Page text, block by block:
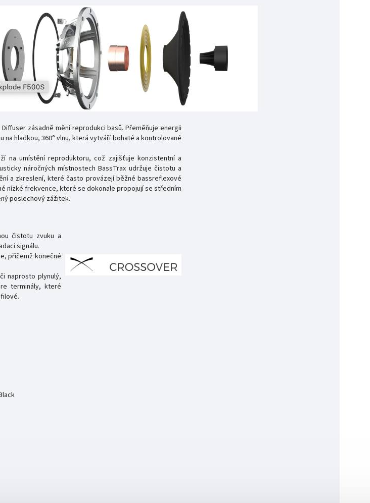
zásadně mění reprodukci basů. Přeměňuje energii
hladkou, 360° vlnu, která vytváří bohaté a kontrolované
na umístění reproduktoru, což zajišťuje konzistentní a
náročných místnostech BassTrax udržuje čistotu a
a zkreslení, které často provázejí běžné bassreflexové
nízké frekvence, které se dokonale propojují se středním
poslechový zážitek.
čistotu zvuku a
signálu.
přičemž konečné
naprosto plynulý,
terminály, které